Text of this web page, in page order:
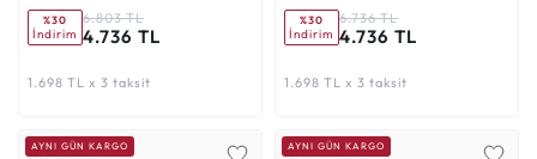
%30
İndirim
6.803 TL
4.736 TL
1.698 TL x 3 taksit
%30
İndirim
6.736 TL
4.736 TL
1.698 TL x 3 taksit
AYNI GÜN KARGO AYNI GÜN KARGO